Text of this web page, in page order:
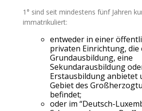
1° sind seit mindestens fünf Jahren
immatrikuliert:
entweder in einer
privaten Einrichtung, die
Grundausbildung, eine
Sekundarausbildung
Erstausbildung anbietet
Gebiet des
befindet;
oder im “Deutsch-